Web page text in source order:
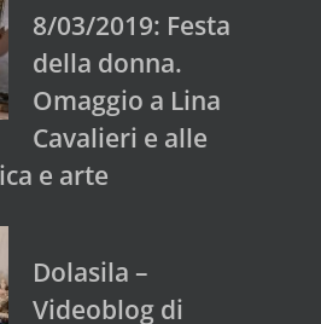
8/03/2019: Festa
della donna.
Omaggio a Lina
Cavalieri e alle
e arte
Dolasila –
Videoblog di